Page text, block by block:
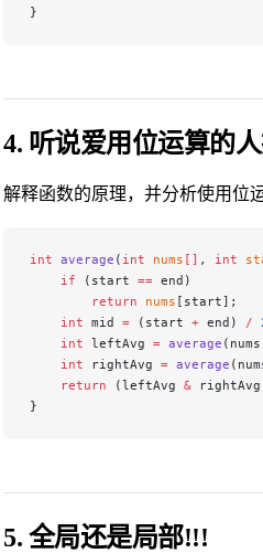
}
4. 听说爱用位运算的
解释函数的原理，并分析使用位
int average ( int nums [] , int
    if
(start == end)
        return
nums [start];
    int
mid = (start + end) /
    int
leftAvg = average
    int
rightAvg = average
    return
(leftAvg &
}
5. 全局还是局部!!!